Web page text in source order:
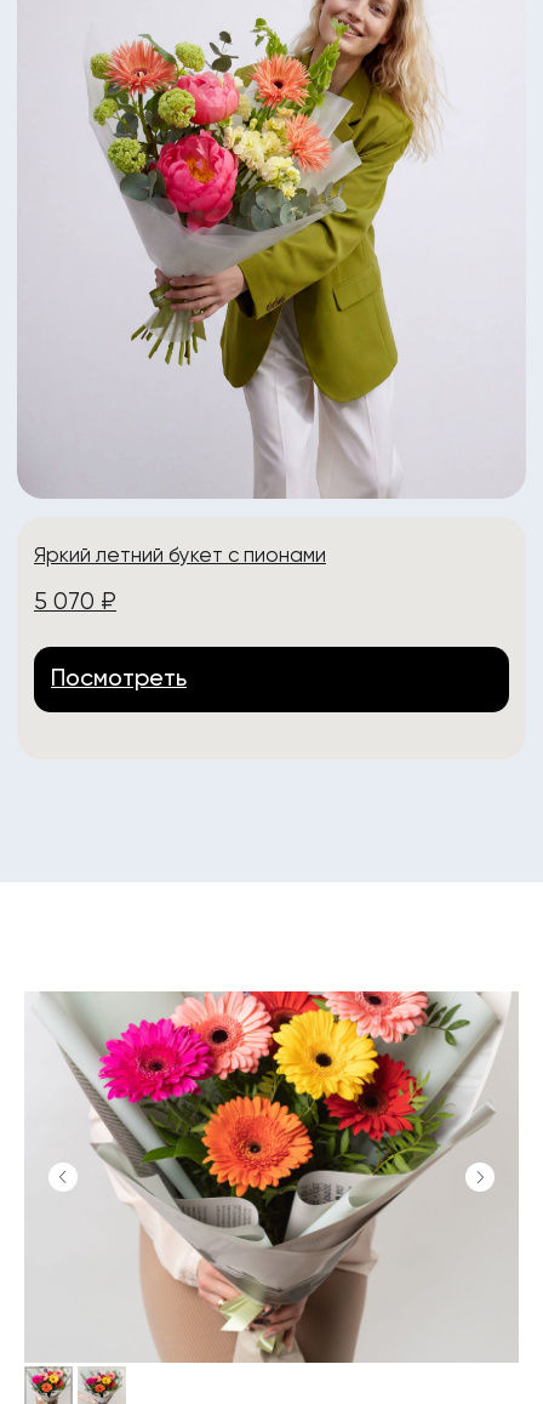
Телеграм
+7 (902) 888-90-70
ИНН: 332704404307
ИП Рабоволик Д.И.
Политика конфиденциальности
пр-т Ленина, 30
+7 (904) 261-07-99